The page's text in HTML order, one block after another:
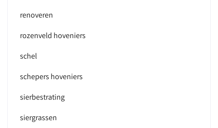
renoveren
rozenveld hoveniers
schel
schepers hoveniers
sierbestrating
siergrassen